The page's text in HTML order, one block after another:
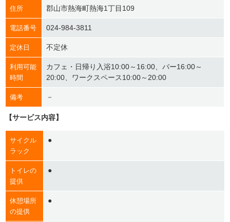
住所 郡山市熱海町熱海1丁目109
電話番号 024-984-3811
定休日 不定休
利用可能
時間
カフェ・日帰り入浴10:00～16:00、バー16:00～
20:00、ワークスペース10:00～20:00
備考 －
【サービス内容】
サイクル
ラック
●
トイレの
提供
●
休憩場所
の提供
●